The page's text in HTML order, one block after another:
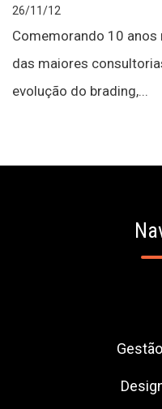
26/11/12
Comemorando 10 anos
das maiores
evolução do brading,...